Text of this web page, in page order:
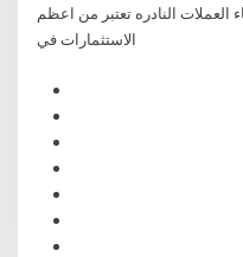
العملات النادره تعتبر من اعظم